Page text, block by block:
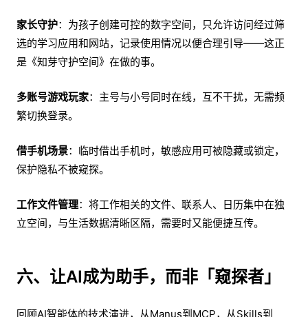
家长守护：为孩子创建可控的数字空间，只允许访问经过筛
选的学习应用和网站，记录使用情况以便合理引导——这正
是《知芽守护空间》在做的事。
多账号游戏玩家：主号与小号同时在线，互不干扰，无需频
繁切换登录。
借手机场景：临时借出手机时，敏感应用可被隐藏或锁定，
保护隐私不被窥探。
工作文件管理：将工作相关的文件、联系人、日历集中在独
立空间，与生活数据清晰区隔，需要时又能便捷互传。
六、让AI成为助手，而非 「 窥探者 」
回顾AI智能体的技术演进，从Manus到MCP，从Skills到